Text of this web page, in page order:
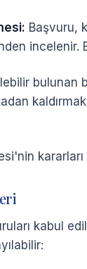
Başvuru,
incelenir.
bulunan
kararları
kabul